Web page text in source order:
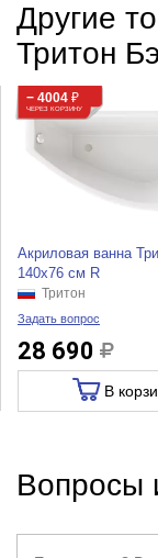
Другие
Тритон
− 4004 ₽
ЧЕРЕЗ КОРЗИНУ
Акриловая ванна
140х76 см R
Тритон
Задать вопрос
28 690
В
Вопросы